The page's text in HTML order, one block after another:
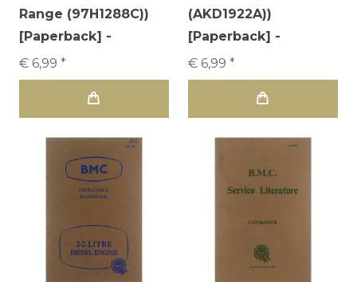
Range (97H1288C))
[Paperback] -
€ 6,99 *
(AKD1922A))
[Paperback] -
€ 6,99 *